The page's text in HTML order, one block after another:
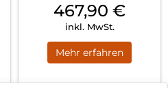
467,90 €
inkl. MwSt.
Mehr erfahren